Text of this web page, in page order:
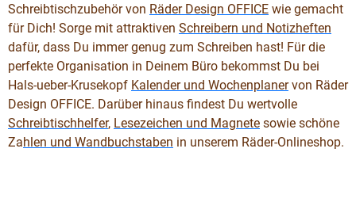
Schreibtischzubehör von Räder Design OFFICE wie gemacht
für Dich! Sorge mit attraktiven Schreibern und Notizheften
dafür, dass Du immer genug zum Schreiben hast! Für die
perfekte Organisation in Deinem Büro bekommst Du bei
Hals-ueber-Krusekopf Kalender und Wochenplanervon Räder
Design OFFICE. Darüber hinaus findest Du wertvolle
Schreibtischhelfer, Lesezeichen und Magnete sowie schöne
Zahlen und Wandbuchstaben in unserem Räder-Onlineshop.